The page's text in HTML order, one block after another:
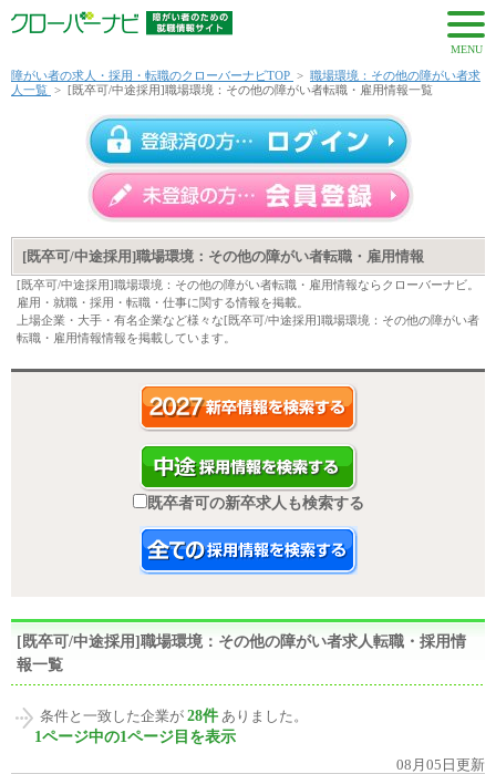
MENU
障がい者の求人・採用・転職のクローバーナビTOP > 職場環境：その他の障がい者求
人一覧 > [既卒可/中途採用]職場環境：その他の障がい者転職・雇用情報一覧
[既卒可/中途採用]職場環境：その他の障がい者転職・雇用情報
[既卒可/中途採用]職場環境：その他の障がい者転職・雇用情報ならクローバーナビ。
雇用・就職・採用・転職・仕事に関する情報を掲載。
上場企業・大手・有名企業など様々な[既卒可/中途採用]職場環境：その他の障がい者
転職・雇用情報情報を掲載しています。
既卒者可の新卒求人も検索する
[既卒可/中途採用]職場環境：その他の障がい者求人転職・採用情
報一覧
条件と一致した企業が 28件 ありました。
1ページ中の1ページ目を表示
08月05日更新